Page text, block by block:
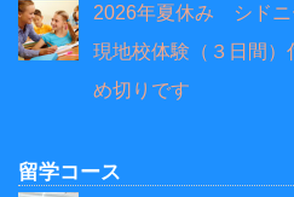
2026年夏休み シドニ
現地校体験（３日間
め切りです
留学コース